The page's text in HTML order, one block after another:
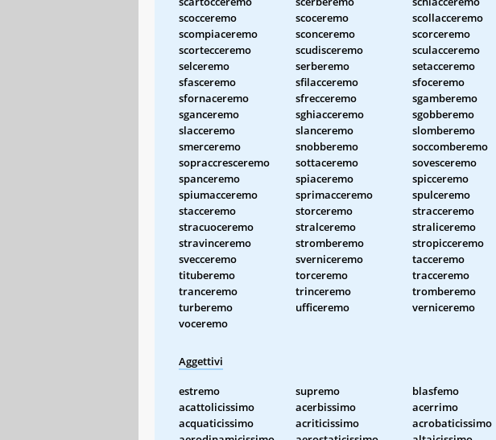
scocceremo
scoceremo scollacceremo
scompiaceremo
sconceremo scorceremo
scortecceremo
scudisceremo sculacceremo
selceremo
serberemo setacceremo
sfasceremo
sfilacceremo sfoceremo
sfornaceremo
sfrecceremo sgamberemo
sganceremo
sghiacceremo sgobberemo
slacceremo
slanceremo slomberemo
smerceremo
snobberemo soccomberemo
sopraccresceremo
sottaceremo sovesceremo
spanceremo
spiaceremo spicceremo
spiumacceremo
sprimacceremo spulceremo
stacceremo
storceremo stracceremo
stracuoceremo
stralceremo straliceremo
stravinceremo
stromberemo stropicceremo
svecceremo
sverniceremo tacceremo
tituberemo
torceremo tracceremo
tranceremo
trinceremo tromberemo
turberemo
ufficeremo verniceremo
voceremo
Aggettivi
estremo supremo blasfemo
acattolicissimo
acerbissimo acerrimo
acquaticissimo
acriticissimo acrobaticissimo